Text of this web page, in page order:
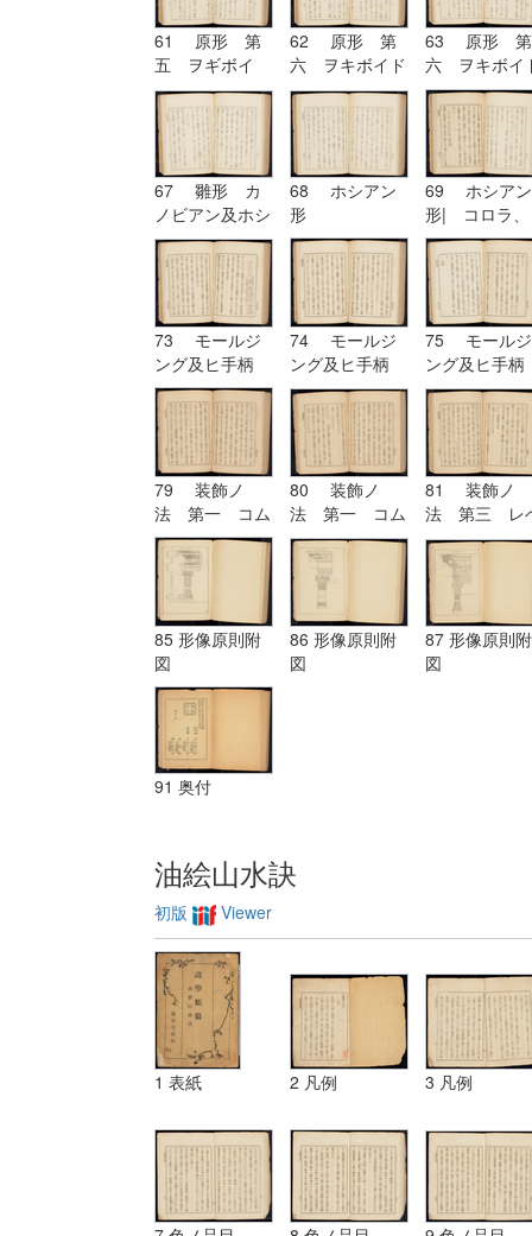
61 原形 第
五 ヲギボイ
ド| 原形 第
六 ヲキボイド
62 原形 第
六 ヲキボイド
63 原形 第
六 ヲキボイ
67 雛形 カ
ノビアン及ホシ
アン| ホシア
ン形
68 ホシアン
形
69 ホシアン
形| コロラ、
カンパニユラ
及ヒ幹
73 モールジ
ング及ヒ手柄
74 モールジ
ング及ヒ手柄
75 モールジ
ング及ヒ手柄
79 装飾ノ
法 第一 コム
プリケーション
及ヒコンヒユー
シヨン
80 装飾ノ
法 第一 コム
プリケーション
及ヒコンヒユー
シヨン| 装飾
ノ法 第二 ユ
ーリスミー|
装飾ノ法 第
三 レベチーシ
81 装飾ノ
法 第三 レ
チーシヨン|
装飾ノ法 第
四 アルテレ
シヨン
85 形像原則附
図
86 形像原則附
図
87 形像原則附
図
91 奥付
油絵山水訣
初版 Viewer
1 表紙 2 凡例 3 凡例